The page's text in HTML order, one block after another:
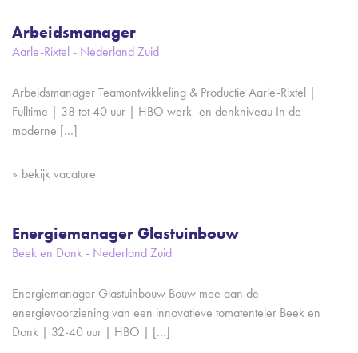
Arbeidsmanager
Aarle-Rixtel - Nederland Zuid
Arbeidsmanager Teamontwikkeling & Productie Aarle-Rixtel |
Fulltime | 38 tot 40 uur | HBO werk- en denkniveau In de
moderne […]
bekijk vacature
Energiemanager Glastuinbouw
Beek en Donk - Nederland Zuid
Energiemanager Glastuinbouw Bouw mee aan de
energievoorziening van een innovatieve tomatenteler Beek en
Donk | 32-40 uur | HBO | […]